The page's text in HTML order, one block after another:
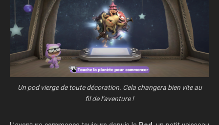
Un pod vierge de toute décoration. Cela changera bien vite au
fil de l’aventure !